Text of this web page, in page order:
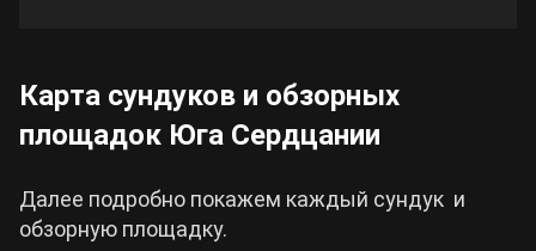
Карта сундуков и обзорных
площадок Юга Сердцании
Далее подробно покажем каждый сундук и
обзорную площадку.